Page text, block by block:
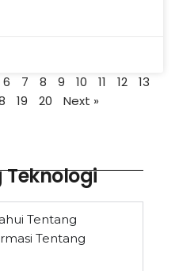
6 7 8 9 10 11 12
13
19 20 Next »
Tentang
Tentang